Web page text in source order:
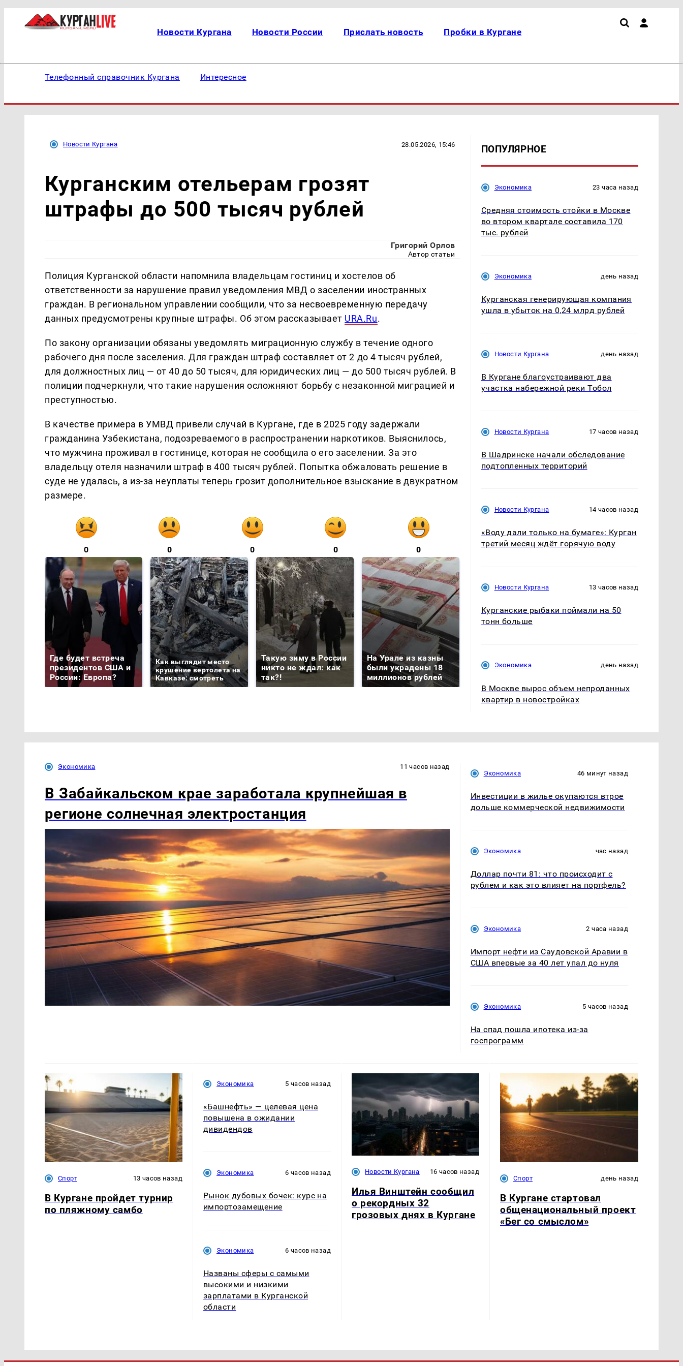
Новости Кургана Новости России Прислать новость Пробки в Кургане
Телефонный справочник Кургана Интересное
Новости Кургана 28.05.2026, 15:46
Курганским отельерам грозят
штрафы до 500 тысяч рублей
Григорий Орлов
Автор статьи
Полиция Курганской области напомнила владельцам гостиниц и хостелов об
ответственности за нарушение правил уведомления МВД о заселении иностранных
граждан. В региональном управлении сообщили, что за несвоевременную передачу
данных предусмотрены крупные штрафы. Об этом рассказывает URA.Ru.
По закону организации обязаны уведомлять миграционную службу в течение одного
рабочего дня после заселения. Для граждан штраф составляет от 2 до 4 тысяч рублей,
для должностных лиц — от 40 до 50 тысяч, для юридических лиц — до 500 тысяч рублей. В
полиции подчеркнули, что такие нарушения осложняют борьбу с незаконной миграцией и
преступностью.
В качестве примера в УМВД привели случай в Кургане, где в 2025 году задержали
гражданина Узбекистана, подозреваемого в распространении наркотиков. Выяснилось,
что мужчина проживал в гостинице, которая не сообщила о его заселении. За это
владельцу отеля назначили штраф в 400 тысяч рублей. Попытка обжаловать решение в
суде не удалась, а из-за неуплаты теперь грозит дополнительное взыскание в двукратном
размере.
0 0 0 0 0
Где будет встреча
президентов США и
России: Европа?
Как выглядит место
крушение вертолета на
Кавказе: смотреть
Такую зиму в России
никто не ждал: как
так?!
На Урале из казны
были украдены 18
миллионов рублей
готовую еду из
жестокое убийство
ПОПУЛЯРНОЕ
Экономика 23 часа назад
Средняя стоимость стойки в Москве
во втором квартале составила 170
тыс. рублей
Экономика день назад
Курганская генерирующая компания
ушла в убыток на 0,24 млрд рублей
Новости Кургана день назад
В Кургане благоустраивают два
участка набережной реки Тобол
Новости Кургана 17 часов назад
В Шадринске начали обследование
подтопленных территорий
Новости Кургана 14 часов назад
«Воду дали только на бумаге»: Курган
третий месяц ждёт горячую воду
Новости Кургана 13 часов назад
Курганские рыбаки поймали на 50
тонн больше
Экономика день назад
В Москве вырос объем непроданных
квартир в новостройках
Экономика 11 часов назад
В Забайкальском крае заработала крупнейшая в
регионе солнечная электростанция
Экономика 46 минут назад
Инвестиции в жилье окупаются втрое
дольше коммерческой недвижимости
Экономика час назад
Доллар почти 81: что происходит с
рублем и как это влияет на портфель?
Экономика 2 часа назад
Импорт нефти из Саудовской Аравии в
США впервые за 40 лет упал до нуля
Экономика 5 часов назад
На спад пошла ипотека из-за
госпрограмм
Спорт 13 часов назад
В Кургане пройдет турнир
по пляжному самбо
Экономика 5 часов назад
«Башнефть» — целевая цена
повышена в ожидании
дивидендов
Экономика 6 часов назад
Рынок дубовых бочек: курс на
импортозамещение
Экономика 6 часов назад
Названы сферы с самыми
высокими и низкими
зарплатами в Курганской
области
Новости Кургана 16 часов назад
Илья Винштейн сообщил
о рекордных 32
грозовых днях в Кургане
Спорт день назад
В Кургане стартовал
общенациональный проект
«Бег со смыслом»